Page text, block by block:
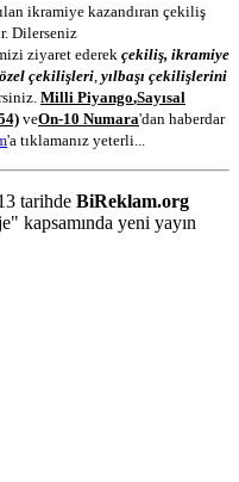
ikramiye kazandıran çekiliş
Dilerseniz
ziyaret ederek çekiliş, ikramiye
özel çekilişleri yılbaşı çekilişlerini
Milli Piyango,Sayısal
veOn-10 Numara'dan haberdar
'a tıklamanız yeterli...
tarihde BiReklam.org
kapsamında yeni yayın